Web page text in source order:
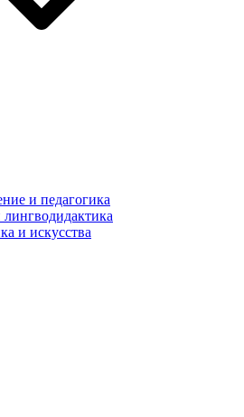
и педагогика
и искусства